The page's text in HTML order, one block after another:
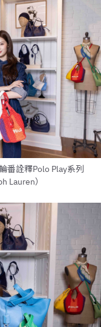
番詮釋Polo Play系列
Lauren）